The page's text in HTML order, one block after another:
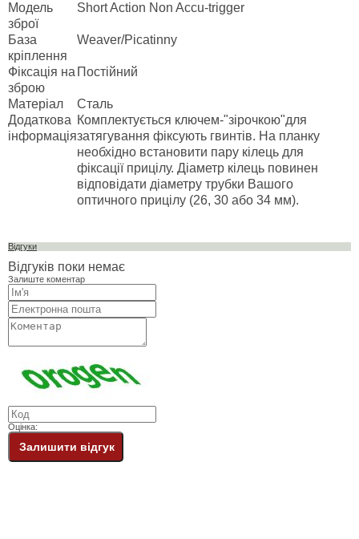
Модель
зброї
Short Action Non Accu-trigger
База
кріплення
Weaver/Picatinny
Фіксація на
зброю
Постійний
Матеріал
Сталь
Додаткова
інформація
Комплектується ключем-"зірочкою"для
затягування фіксують гвинтів. На планку
необхідно встановити пару кілець для
фіксації прицілу. Діаметр кілець повинен
відповідати діаметру трубки Вашого
оптичного прицілу (26, 30 або 34 мм).
Відгуки
Відгуків поки немає
Залиште коментар
Оцінка:
Залишити відгук